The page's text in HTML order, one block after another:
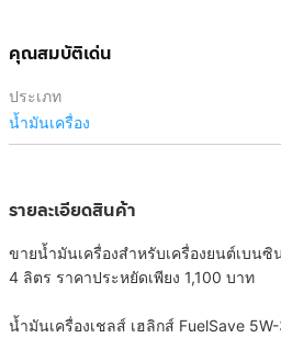
คุณสมบัติเด่น
ประเภท
น้ำมันเครื่อง
รายละเอียดสินค้า
ขายน้ำมันเครื่องสำหรับเครื่องยนต์เบนซิ
4 ลิตร ราคาประหยัดเพียง​ 1,100​ บาท
น้ำมันเครื่องเชลส์ เฮลิกส์ Fuel​Save​